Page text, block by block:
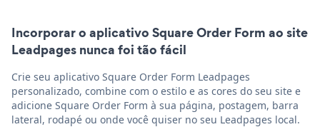
Incorporar o aplicativo Square Order Form ao site
Leadpages nunca foi tão fácil
Crie seu aplicativo Square Order Form Leadpages
personalizado, combine com o estilo e as cores do seu site e
adicione Square Order Form à sua página, postagem, barra
lateral, rodapé ou onde você quiser no seu Leadpages local.